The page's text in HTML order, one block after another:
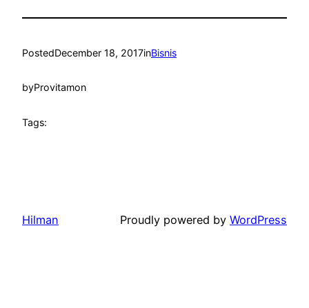
PostedDecember 18, 2017inBisnis
byProvitamon
Tags:
Hilman Proudly powered by WordPress